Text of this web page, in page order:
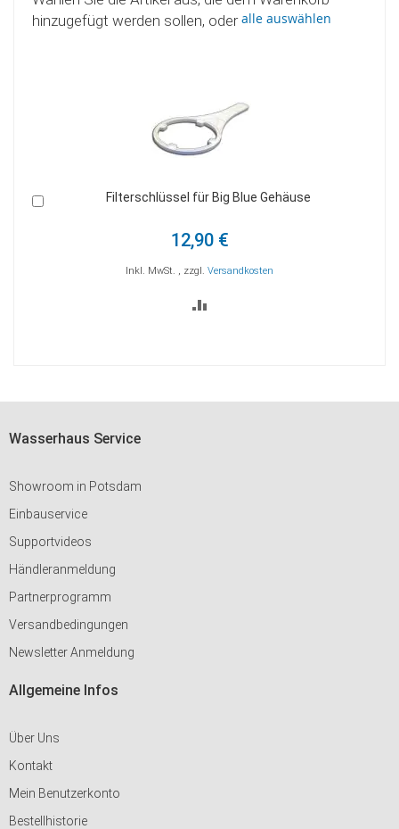
hinzugefügt werden sollen, oderalle auswählen
Filterschlüssel für Big Blue Gehäuse
12,90 €
Inkl. MwSt. , zzgl. Versandkosten
Wasserhaus Service
Showroom in Potsdam
Einbauservice
Supportvideos
Händleranmeldung
Partnerprogramm
Versandbedingungen
Newsletter Anmeldung
Allgemeine Infos
Über Uns
Kontakt
Mein Benutzerkonto
Bestellhistorie